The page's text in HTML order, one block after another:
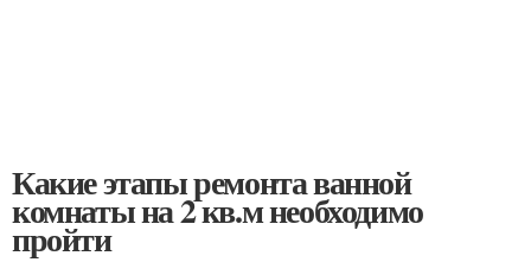
Какие этапы ремонта ванной
комнаты на 2 кв.м необходимо
пройти